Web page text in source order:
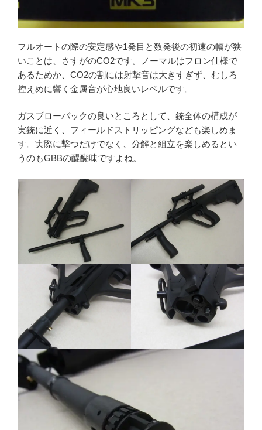
フルオートの際の安定感や1発目と数発後の初速の幅が狭
いことは、さすがのCO2です。ノーマルはフロン仕様で
あるためか、CO2の割には射撃音は大きすぎず、むしろ
控えめに響く金属音が心地良いレベルです。
ガスブローバックの良いところとして、銃全体の構成が
実銃に近く、フィールドストリッピングなども楽しめま
す。実際に撃つだけでなく、分解と組立を楽しめるとい
うのもGBBの醍醐味ですよね。